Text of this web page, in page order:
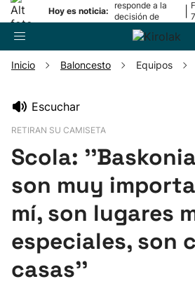
Hoy es noticia:
responde a la
decisión de
Oriamendi
Pelota
Remo
Baloncesto
Inicio Baloncesto Equipos
Escuchar
RETIRAN SU CAMISETA
Scola:
son muy
mí, son lugares
especiales, son
casas''